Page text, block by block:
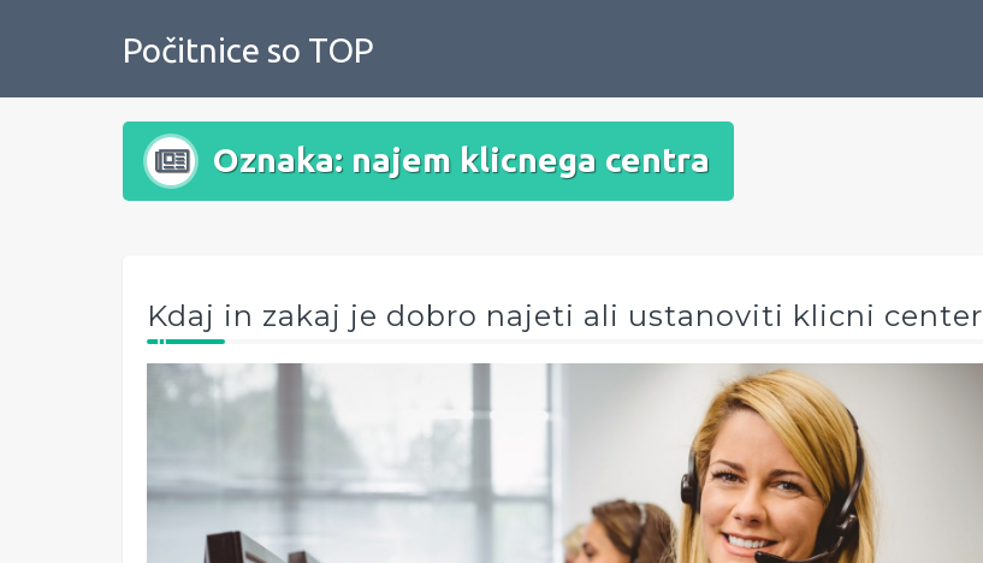
Počitnice so TOP
Oznaka: najem klicnega centra
Kdaj in zakaj je dobro najeti ali ustanoviti klicni center